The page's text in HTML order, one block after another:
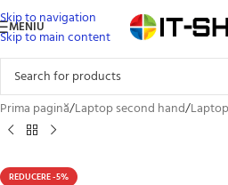
Skip to navigation
Skip to main content
MENIU
Prima pagină/Laptop second hand/
REDUCERE -5%